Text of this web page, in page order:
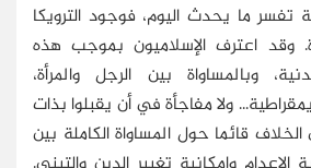
تفسر ما يحدث اليوم، فوجود الترويكا
وقد اعترف الإسلاميون بموجب هذه
وبالمساواة بين الرجل والمرأة،
ولا مفاجأة في أن يقبلوا بذات
قائما حول المساواة الكاملة بين